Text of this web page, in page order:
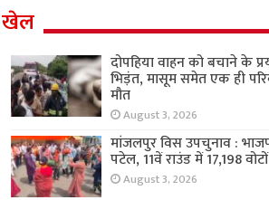
खेल
दोपहिया वाहन को बचाने के
भिड़ंत, मासूम समेत एक ही
मौत
August 3, 2026
मांजलपुर विस उपचुनाव :
पटेल, 11वें राउंड में 17,198
August 3, 2026